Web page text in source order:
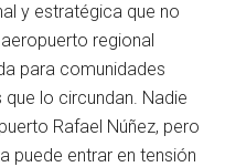
y estratégica que no
regional
para comunidades
lo circundan. Nadie
Rafael Núñez, pero
puede entrar en tensión